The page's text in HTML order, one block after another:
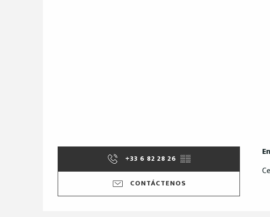
+33 6 82 28 26 ▒▒
CONTÁCTENOS